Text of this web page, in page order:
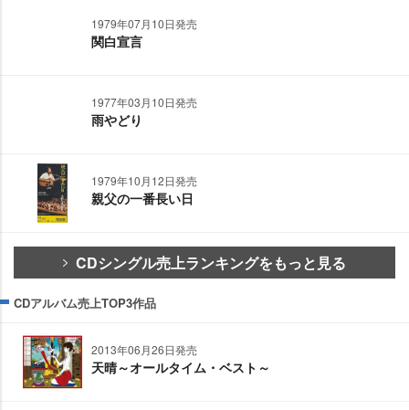
1979年07月10日発売
関白宣言
1977年03月10日発売
雨やどり
1979年10月12日発売
親父の一番長い日
CDシングル売上ランキングをもっと見る
CDアルバム売上TOP3作品
2013年06月26日発売
天晴～オールタイム・ベスト～